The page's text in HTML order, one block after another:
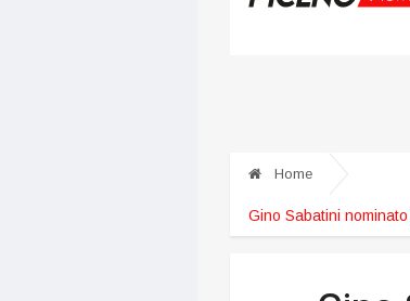
Home
Gino Sabatini